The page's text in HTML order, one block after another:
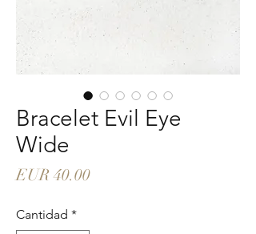
Bracelet Evil Eye
Wide
EUR 40.00Precio
Cantidad *